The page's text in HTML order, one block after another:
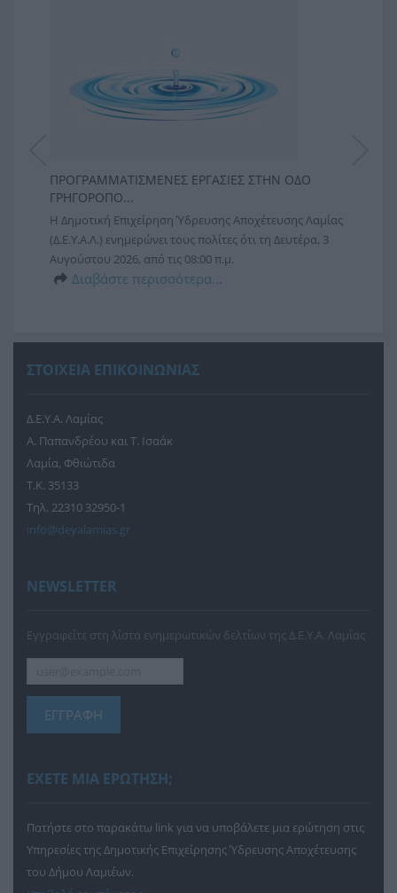
ΠΡΟΓΡΑΜΜΑΤΙΣΜΕΝΕΣ ΕΡΓΑΣΙΕΣ ΣΤΗΝ ΟΔΟ
ΓΡΗΓΟΡΟΠΟ...
Η Δημοτική Επιχείρηση Ύδρευσης Αποχέτευσης Λαμίας
(Δ.Ε.Υ.Α.Λ.) ενημερώνει τους πολίτες ότι τη Δευτέρα, 3
Αυγούστου 2026, από τις 08:00 π.μ.
Διαβάστε περισσότερα…
ΣΤΟΙΧΕΙΑ ΕΠΙΚΟΙΝΩΝΙΑΣ
Δ.Ε.Υ.Α. Λαμίας
Α. Παπανδρέου και Τ. Ισαάκ
Λαμία, Φθιώτιδα
Τ.Κ. 35133
Τηλ. 22310 32950-1
info@deyalamias.gr
NEWSLETTER
Εγγραφείτε στη λίστα ενημερωτικών δελτίων της Δ.Ε.Υ.Α. Λαμίας
ΕΓΓΡΑΦΗ
ΕΧΕΤΕ ΜΙΑ ΕΡΩΤΗΣΗ;
Πατήστε στο παρακάτω link για να υποβάλετε μια ερώτηση στις
Υπηρεσίες της Δημοτικής Επιχείρησης Ύδρευσης Αποχέτευσης
του Δήμου Λαμιέων.